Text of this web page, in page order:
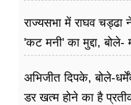
राज्यसभा में राघव चड्ढा
'कट मनी' का मुद्दा, बोले-
अभिजीत दिपके, बोले-
डर खत्म होने का है